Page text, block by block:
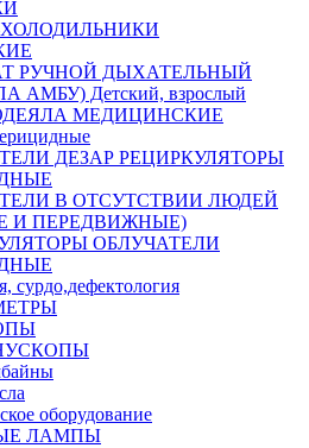
ХОЛОДИЛЬНИКИ
РУЧНОЙ ДЫХАТЕЛЬНЫЙ
Детский, взрослый
МЕДИЦИНСКИЕ
ДЕЗАР РЕЦИРКУЛЯТОРЫ
В ОТСУТСТВИИ ЛЮДЕЙ
И ПЕРЕДВИЖНЫЕ)
ОБЛУЧАТЕЛИ
сурдо,дефектология
оборудование
ЛАМПЫ